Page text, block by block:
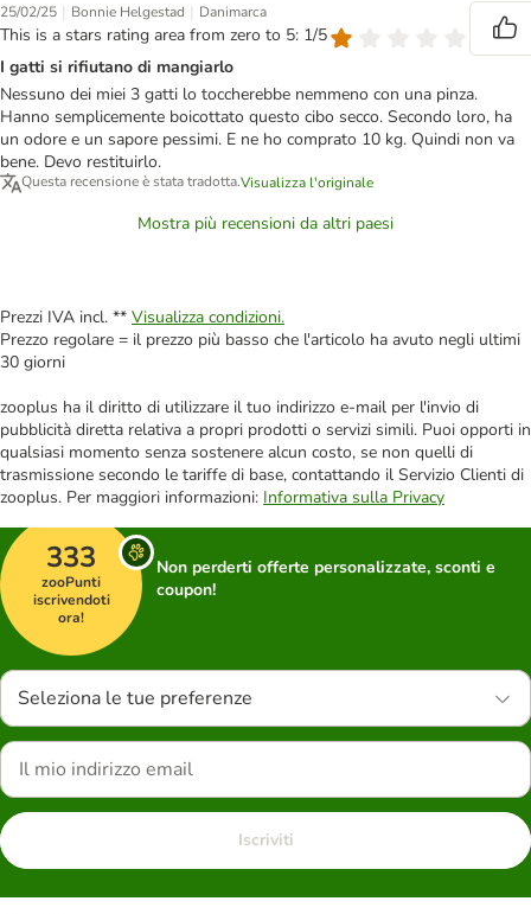
25/02/25 | Bonnie Helgestad | Danimarca
This is a stars rating area from zero to 5: 1/5
I gatti si rifiutano di mangiarlo
Nessuno dei miei 3 gatti lo toccherebbe nemmeno con una pinza.
Hanno semplicemente boicottato questo cibo secco. Secondo loro, ha
un odore e un sapore pessimi. E ne ho comprato 10 kg. Quindi non va
bene. Devo restituirlo.
Questa recensione è stata tradotta.Visualizza l'originale
Mostra più recensioni da altri paesi
Prezzi IVA incl. ** Visualizza condizioni.
Prezzo regolare = il prezzo più basso che l'articolo ha avuto negli ultimi
30 giorni
zooplus ha il diritto di utilizzare il tuo indirizzo e-mail per l'invio di
pubblicità diretta relativa a propri prodotti o servizi simili. Puoi opporti in
qualsiasi momento senza sostenere alcun costo, se non quelli di
trasmissione secondo le tariffe di base, contattando il Servizio Clienti di
zooplus. Per maggiori informazioni: Informativa sulla Privacy
333
zooPunti
iscrivendoti
ora!
Non perderti offerte personalizzate, sconti e
coupon!
Seleziona le tue preferenze
Iscriviti